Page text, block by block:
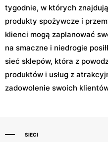
tygodnie, w których
produkty spożywcze i
klienci mogą zaplanować
na smaczne i niedrogie
sieć sklepów, która z
produktów i usług z
zadowolenie swoich
SIECI